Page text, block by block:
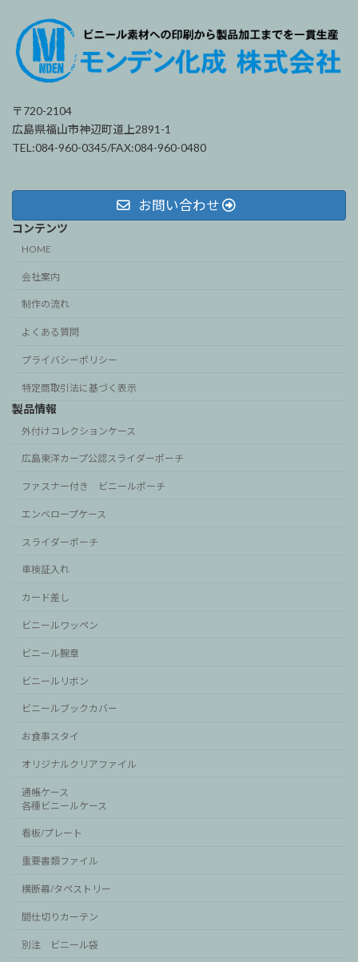
〒720-2104
広島県福山市神辺町道上2891-1
TEL:084-960-0345/FAX:084-960-0480
お問い合わせ
コンテンツ
HOME
会社案内
制作の流れ
よくある質問
プライバシーポリシー
特定商取引法に基づく表示
製品情報
外付けコレクションケース
広島東洋カープ公認スライダーポーチ
ファスナー付き ビニールポーチ
エンベロープケース
スライダーポーチ
車検証入れ
カード差し
ビニールワッペン
ビニール腕章
ビニールリボン
ビニールブックカバー
お食事スタイ
オリジナルクリアファイル
通帳ケース
各種ビニールケース
看板/プレート
重要書類ファイル
横断幕/タペストリー
間仕切りカーテン
別注 ビニール袋